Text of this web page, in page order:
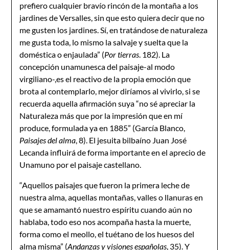
prefiero cualquier bravío rincón de la montaña a los
jardines de Versalles, sin que esto quiera decir que no
me gusten los jardines. Sí, en tratándose de naturaleza
me gusta toda, lo mismo la salvaje y suelta que la
doméstica o enjaulada” (Por tierras. 182). La
concepción unamunesca del paisaje-al modo
virgiliano-,es el reactivo de la propia emoción que
brota al contemplarlo, mejor diríamos al vivirlo, si se
recuerda aquella afirmación suya “no sé apreciar la
Naturaleza más que por la impresión que en mí
produce, formulada ya en 1885” (García Blanco,
Paisajes del alma, 8). El jesuita bilbaíno Juan José
Lecanda influirá de forma importante en el aprecio de
Unamuno por el paisaje castellano.
“Aquellos paisajes que fueron la primera leche de
nuestra alma, aquellas montañas, valles o llanuras en
que se amamantó nuestro espíritu cuando aún no
hablaba, todo eso nos acompaña hasta la muerte,
forma como el meollo, el tuétano de los huesos del
alma misma” (Andanzas y visiones españolas, 35). Y